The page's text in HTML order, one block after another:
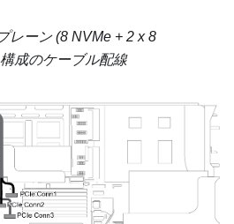
レーン (8 NVMe + 2 x 8
成のケーブル配線